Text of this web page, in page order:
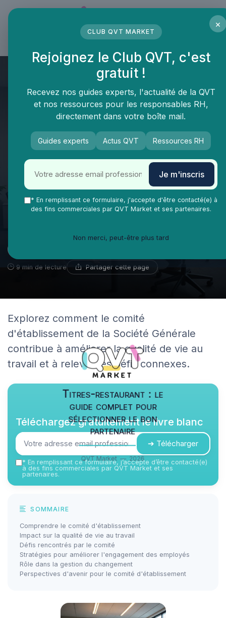
QVT Market
Le rôle essentiel du comité
d'établissement à la Société
9 min de lecture Partager cette page
Explorez comment le comité
d'établissement de la Société Générale
contribue à améliorer la qualité de vie au
travail et à relever les défis connexes.
Titres-restaurant : le
guide complet pour
sélectionner le bon
partenaire
QVT Market — 2026
Téléchargez gratuitement le livre blanc
➔ Télécharger
* En remplissant ce formulaire, j’accepte d’être contacté(e)
à des fins commerciales par QVT Market et ses
partenaires.
SOMMAIRE
Comprendre le comité d'établissement
Impact sur la qualité de vie au travail
Défis rencontrés par le comité
Stratégies pour améliorer l'engagement des employés
Rôle dans la gestion du changement
Perspectives d'avenir pour le comité d'établissement
×
CLUB QVT MARKET
Rejoignez le Club QVT, c'est
gratuit !
Recevez nos guides experts, l'actualité de la QVT
et nos ressources pour les responsables RH,
directement dans votre boîte mail.
Guides experts Actus QVT Ressources RH
Je m'inscris
* En remplissant ce formulaire, j'accepte d'être contacté(e) à
des fins commerciales par QVT Market et ses partenaires.
Non merci, peut-être plus tard
Panneau de gestion des cookies